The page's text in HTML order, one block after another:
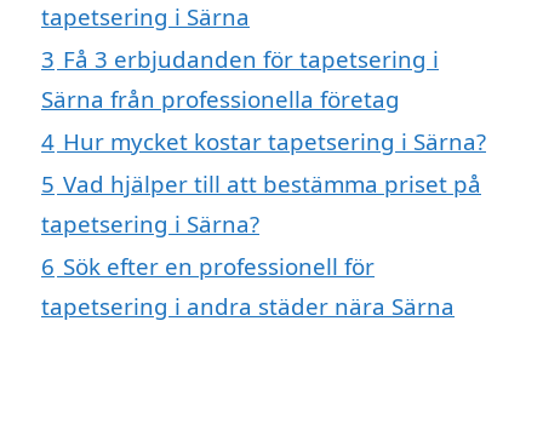
tapetsering i Särna
3 Få 3 erbjudanden för tapetsering i
Särna från professionella företag
4 Hur mycket kostar tapetsering i Särna?
5 Vad hjälper till att bestämma priset på
tapetsering i Särna?
6 Sök efter en professionell för
tapetsering i andra städer nära Särna